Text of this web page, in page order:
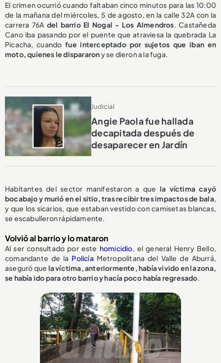
El crimen ocurrió cuando faltaban cinco minutos para las 10:00
de la mañana del miércoles, 5 de agosto, en la calle 32A con la
carrera 76A del barrio El Nogal - Los Almendros. Castañeda
Cano iba pasando por el puente que atraviesa la quebrada La
Picacha, cuandofue interceptado por sujetos que iban en
moto, quienes le dispararony se dieron a la fuga.
Judicial
Angie Paola fue hallada
decapitada después de
desaparecer en Jardín
Habitantes del sector manifestaron a que la víctima cayó
bocabajo y murió en el sitio, tras recibir tres impactos de bala,
y que los sicarios, que estaban vestido con camisetas blancas,
se escabulleron rápidamente.
Volvió al barrio y lo mataron
Al ser consultado por este homicidio, el general Henry Bello,
comandante de la Policía Metropolitana del Valle de Aburrá,
aseguró que la víctima, anteriormente, había vivido en la zona,
se había ido para otro barrio y hacía poco había regresado.